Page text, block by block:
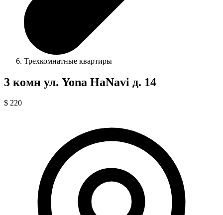
Трехкомнатные квартиры
3 комн ул. Yona HaNavi д. 14
$ 220